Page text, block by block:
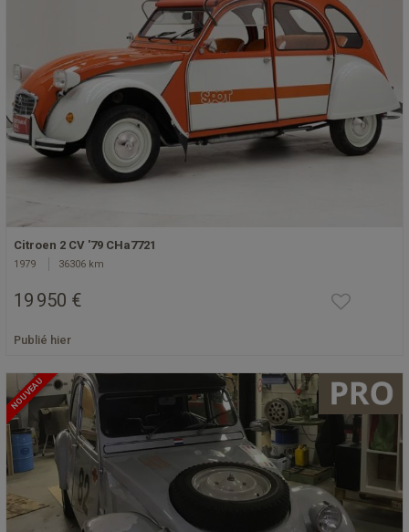
Citroen 2 CV '79 CHa7721
1979 36306 km
19 950 €
Publié hier
NOUVEAU